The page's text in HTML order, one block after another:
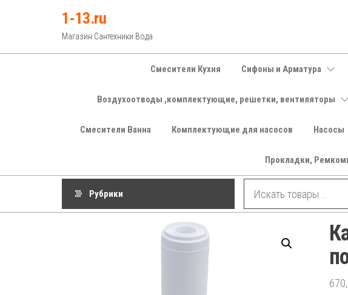
1-13.ru
Магазин Сантехники Вода
Смесители Кухня Сифоны и Арматура
Воздухоотводы ,комплектующие, решетки, вентиляторы
Смесители Ванна Комплектующие для насосов Насосы
Прокладки,
Рубрики